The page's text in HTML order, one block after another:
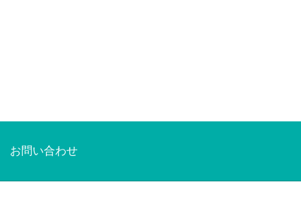
お問い合わせ